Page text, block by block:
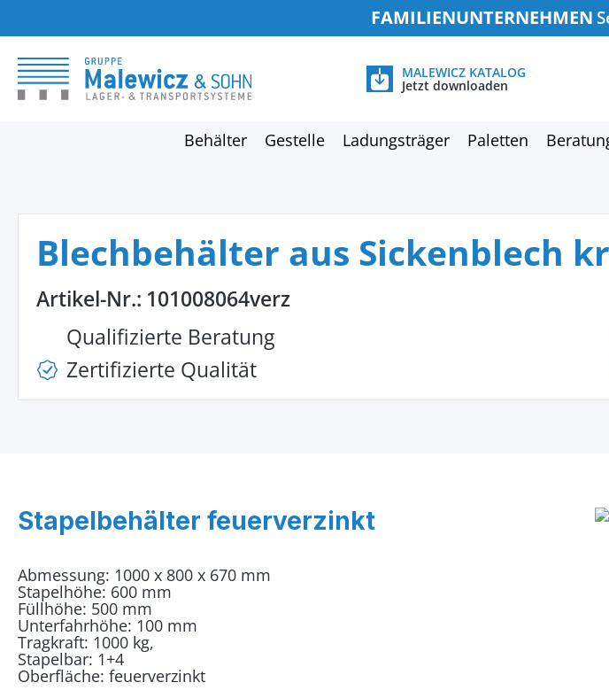
FAMILIENUNTERNEHMEN
MALEWICZ KATALOG
Jetzt downloaden
Behälter Gestelle Ladungsträger Paletten
Blechbehälter aus Sickenblech
Artikel-Nr.: 101008064verz
Qualifizierte Beratung
Zertifizierte Qualität
Stapelbehälter feuerverzinkt
Abmessung: 1000 x 800 x 670 mm
Stapelhöhe: 600 mm
Füllhöhe: 500 mm
Unterfahrhöhe: 100 mm
Tragkraft: 1000 kg,
Stapelbar: 1+4
Oberfläche: feuerverzinkt